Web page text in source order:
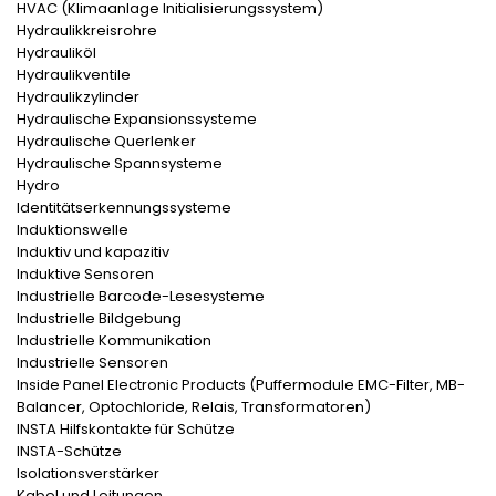
HVAC (Klimaanlage Initialisierungssystem)
Hydraulikkreisrohre
Hydrauliköl
Hydraulikventile
Hydraulikzylinder
Hydraulische Expansionssysteme
Hydraulische Querlenker
Hydraulische Spannsysteme
Hydro
Identitätserkennungssysteme
Induktionswelle
Induktiv und kapazitiv
Induktive Sensoren
Industrielle Barcode-Lesesysteme
Industrielle Bildgebung
Industrielle Kommunikation
Industrielle Sensoren
Inside Panel Electronic Products (Puffermodule EMC-Filter, MB-
Balancer, Optochloride, Relais, Transformatoren)
INSTA Hilfskontakte für Schütze
INSTA-Schütze
Isolationsverstärker